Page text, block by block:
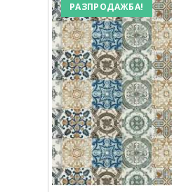
РАЗПРОДАЖБА!